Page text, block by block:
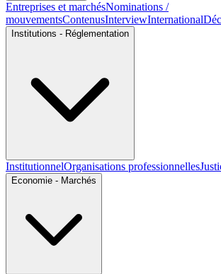
Entreprises et marchésNominations /
mouvementsContenusInterviewInternational
Institutions - Réglementation
InstitutionnelOrganisations professionnelles
Economie - Marchés